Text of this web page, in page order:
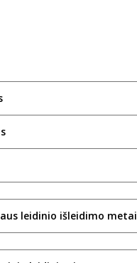
leidinio išleidimo metai